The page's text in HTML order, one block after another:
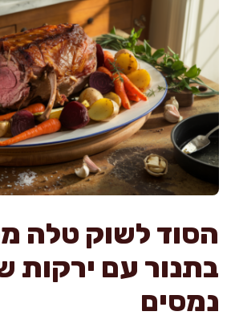
הסוד לשוק טלה
בתנור עם ירקות
נמסים